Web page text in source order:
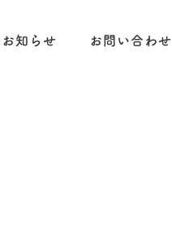
お知らせ お問い合わせ